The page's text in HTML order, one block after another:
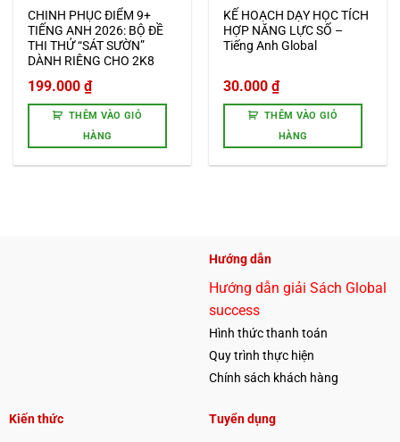
CHINH PHỤC ĐIỂM 9+
TIẾNG ANH 2026: BỘ ĐỀ
THI THỬ “SÁT SƯỜN”
DÀNH RIÊNG CHO 2K8
Giá
500.000 ₫.
199.000₫
hiện
THÊM VÀO GIỎ
HÀNG
KẾ HOẠCH DẠY HỌC TÍCH
HỢP NĂNG LỰC SỐ –
Tiếng Anh Global
30.000₫
THÊM VÀO GIỎ
HÀNG
Hướng dẫn
Hướng dẫn giải Sách Global
success
Hình thức thanh toán
Quy trình thực hiện
Chính sách khách hàng
Kiến thức Tuyển dụng